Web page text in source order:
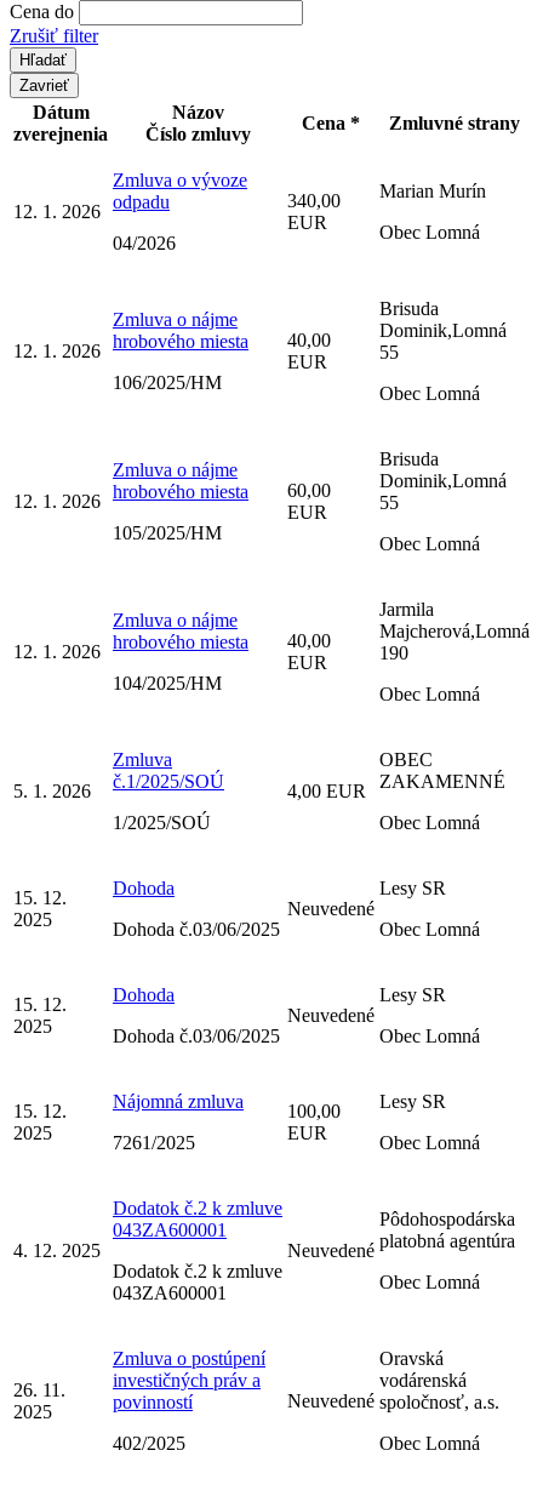
Cena do
Zrušiť filter
Zavrieť
Dátum
zverejnenia
Názov
Číslo zmluvy
Cena * Zmluvné strany
12. 1. 2026
Zmluva o vývoze
odpadu
04/2026
340,00
EUR
Marian Murín
Obec Lomná
12. 1. 2026
Zmluva o nájme
hrobového miesta
106/2025/HM
40,00
EUR
Brisuda
Dominik,Lomná
55
Obec Lomná
12. 1. 2026
Zmluva o nájme
hrobového miesta
105/2025/HM
60,00
EUR
Brisuda
Dominik,Lomná
55
Obec Lomná
12. 1. 2026
Zmluva o nájme
hrobového miesta
104/2025/HM
40,00
EUR
Jarmila
Majcherová,Lomná
190
Obec Lomná
5. 1. 2026
Zmluva
č.1/2025/SOÚ
1/2025/SOÚ
4,00 EUR
OBEC
ZAKAMENNÉ
Obec Lomná
15. 12.
2025
Dohoda
Dohoda č.03/06/2025
Neuvedené
Lesy SR
Obec Lomná
15. 12.
2025
Dohoda
Dohoda č.03/06/2025
Neuvedené
Lesy SR
Obec Lomná
15. 12.
2025
Nájomná zmluva
7261/2025
100,00
EUR
Lesy SR
Obec Lomná
4. 12. 2025
Dodatok č.2 k zmluve
043ZA600001
Dodatok č.2 k zmluve
043ZA600001
Neuvedené
Pôdohospodárska
platobná agentúra
Obec Lomná
26. 11.
2025
Zmluva o postúpení
investičných práv a
povinností
402/2025
Neuvedené
Oravská
vodárenská
spoločnosť, a.s.
Obec Lomná